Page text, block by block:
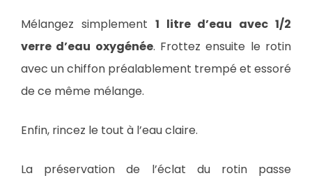
Mélangez simplement 1 litre d’eau avec 1/2
verre d’eau oxygénée. Frottez ensuite le rotin
avec un chiffon préalablement trempé et essoré
de ce même mélange.
Enfin, rincez le tout à l’eau claire.
La préservation de l’éclat du rotin passe